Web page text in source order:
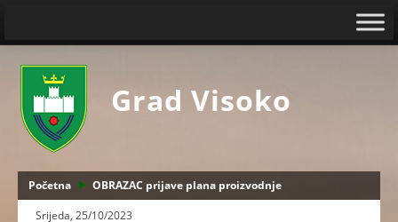
Grad Visoko
Početna
OBRAZAC prijave plana proizvodnje
Srijeda, 25/10/2023